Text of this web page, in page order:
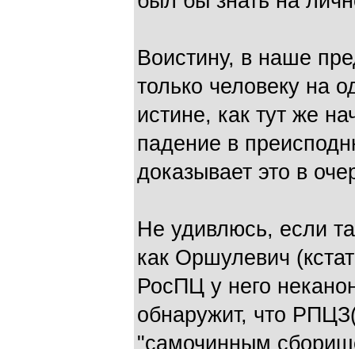
Воистину, в наше
только человеку на
истине, как тут же
падение в
доказывает это в
Не удивлюсь, если
как Оршулевич
РосПЦ у него
обнаружит, что
"самочинным